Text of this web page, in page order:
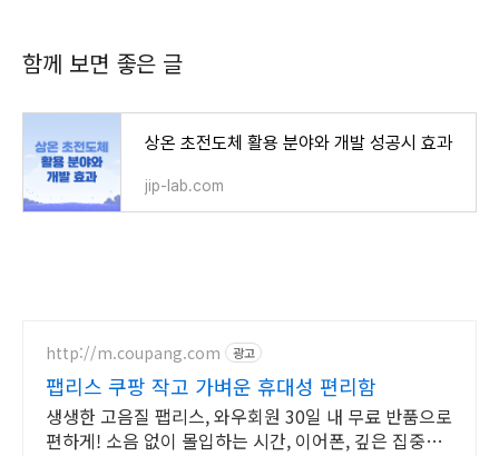
함께 보면 좋은 글
상온 초전도체 활용 분야와 개발 성공시 효과
jip-lab.com
http://m.coupang.com 광고
팹리스 쿠팡 작고 가벼운 휴대성 편리함
생생한 고음질 팹리스, 와우회원 30일 내 무료 반품으로
편하게! 소음 없이 몰입하는 시간, 이어폰, 깊은 집중을